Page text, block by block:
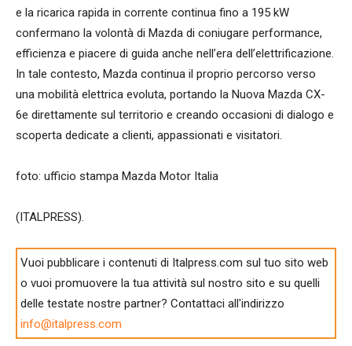
e la ricarica rapida in corrente continua fino a 195 kW
confermano la volontà di Mazda di coniugare performance,
efficienza e piacere di guida anche nell’era dell’elettrificazione.
In tale contesto, Mazda continua il proprio percorso verso
una mobilità elettrica evoluta, portando la Nuova Mazda CX-
6e direttamente sul territorio e creando occasioni di dialogo e
scoperta dedicate a clienti, appassionati e visitatori.
foto: ufficio stampa Mazda Motor Italia
(ITALPRESS).
Vuoi pubblicare i contenuti di Italpress.com sul tuo sito web
o vuoi promuovere la tua attività sul nostro sito e su quelli
delle testate nostre partner? Contattaci all'indirizzo
info@italpress.com